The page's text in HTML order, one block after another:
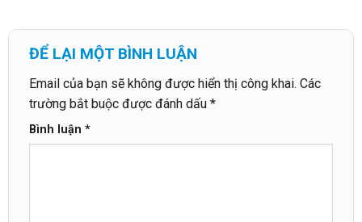
ĐỂ LẠI MỘT BÌNH LUẬN
Email của bạn sẽ không được hiển thị công khai. Các
trường bắt buộc được đánh dấu *
Bình luận *